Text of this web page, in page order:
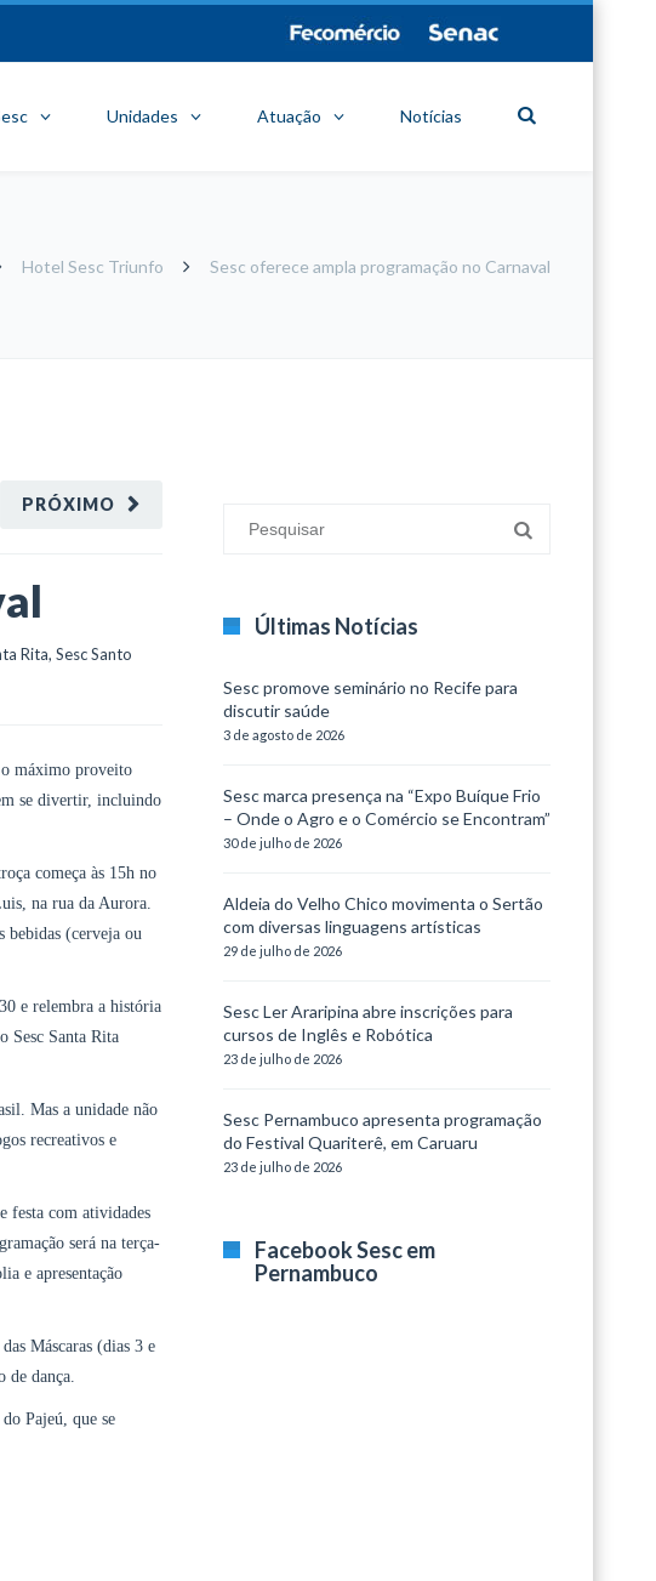
Unidades Atuação Notícias
Hotel Sesc Triunfo Sesc oferece ampla programação no Carnaval
PRÓXIMO
Rita, Sesc Santo
o máximo proveito
se divertir, incluindo
começa às 15h no
na rua da Aurora.
bebidas (cerveja ou
e relembra a história
Sesc Santa Rita
Mas a unidade não
recreativos e
festa com atividades
será na terça-
e apresentação
Máscaras (dias 3 e
de dança.
Pajeú, que se
Últimas Notícias
Sesc promove seminário no Recife para
discutir saúde
3 de agosto de 2026
Sesc marca presença na “Expo Buíque Frio
– Onde o Agro e o Comércio se Encontram”
30 de julho de 2026
Aldeia do Velho Chico movimenta o Sertão
com diversas linguagens artísticas
29 de julho de 2026
Sesc Ler Araripina abre inscrições para
cursos de Inglês e Robótica
23 de julho de 2026
Sesc Pernambuco apresenta programação
do Festival Quariterê, em Caruaru
23 de julho de 2026
Facebook Sesc em
Pernambuco